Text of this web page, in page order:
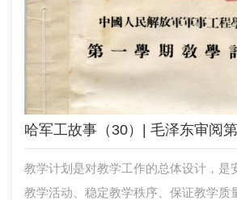
哈军工故事（30）| 毛泽东审阅
教学计划是对教学工作的总体设计，是
教学活动、稳定教学秩序、保证教学质